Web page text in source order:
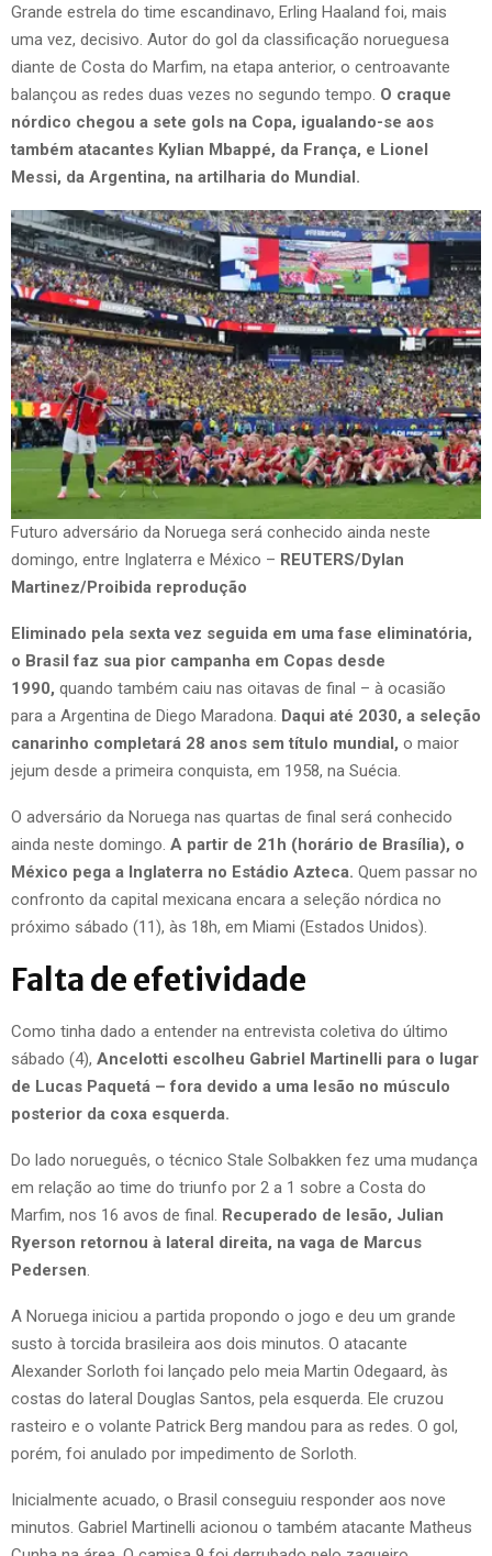
Grande estrela do time escandinavo, Erling Haaland foi, mais
uma vez, decisivo. Autor do gol da classificação norueguesa
diante de Costa do Marfim, na etapa anterior, o centroavante
balançou as redes duas vezes no segundo tempo. O craque
nórdico chegou a sete gols na Copa, igualando-se aos
também atacantes Kylian Mbappé, da França, e Lionel
Messi, da Argentina, na artilharia do Mundial.
Futuro adversário da Noruega será conhecido ainda neste
domingo, entre Inglaterra e México – REUTERS/Dylan
Martinez/Proibida reprodução
Eliminado pela sexta vez seguida em uma fase eliminatória,
o Brasil faz sua pior campanha em Copas desde
1990, quando também caiu nas oitavas de final – à ocasião
para a Argentina de Diego Maradona. Daqui até 2030, a seleção
canarinho completará 28 anos sem título mundial, o maior
jejum desde a primeira conquista, em 1958, na Suécia.
O adversário da Noruega nas quartas de final será conhecido
ainda neste domingo. A partir de 21h (horário de Brasília), o
México pega a Inglaterra no Estádio Azteca. Quem passar no
confronto da capital mexicana encara a seleção nórdica no
próximo sábado (11), às 18h, em Miami (Estados Unidos).
Falta de efetividade
Como tinha dado a entender na entrevista coletiva do último
sábado (4), Ancelotti escolheu Gabriel Martinelli para o lugar
de Lucas Paquetá – fora devido a uma lesão no músculo
posterior da coxa esquerda.
Do lado norueguês, o técnico Stale Solbakken fez uma mudança
em relação ao time do triunfo por 2 a 1 sobre a Costa do
Marfim, nos 16 avos de final. Recuperado de lesão, Julian
Ryerson retornou à lateral direita, na vaga de Marcus
Pedersen.
A Noruega iniciou a partida propondo o jogo e deu um grande
susto à torcida brasileira aos dois minutos. O atacante
Alexander Sorloth foi lançado pelo meia Martin Odegaard, às
costas do lateral Douglas Santos, pela esquerda. Ele cruzou
rasteiro e o volante Patrick Berg mandou para as redes. O gol,
porém, foi anulado por impedimento de Sorloth.
Inicialmente acuado, o Brasil conseguiu responder aos nove
minutos. Gabriel Martinelli acionou o também atacante Matheus